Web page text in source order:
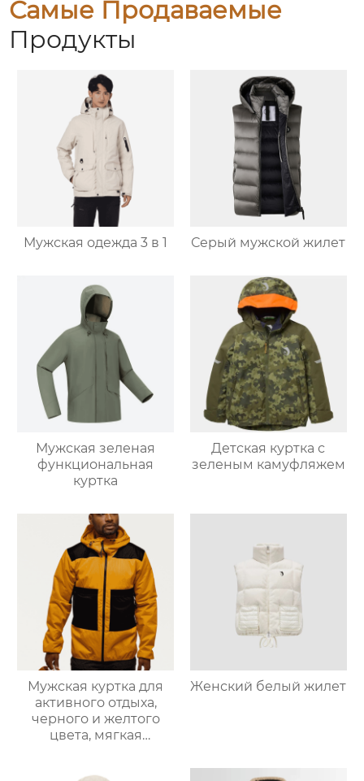
Самые Продаваемые
Продукты
Мужская одежда 3 в 1 Серый мужской жилет
Мужская зеленая
функциональная
куртка
Детская куртка с
зеленым камуфляжем
Мужская куртка для
активного отдыха,
черного и желтого
цвета, мягкая
Женский белый жилет